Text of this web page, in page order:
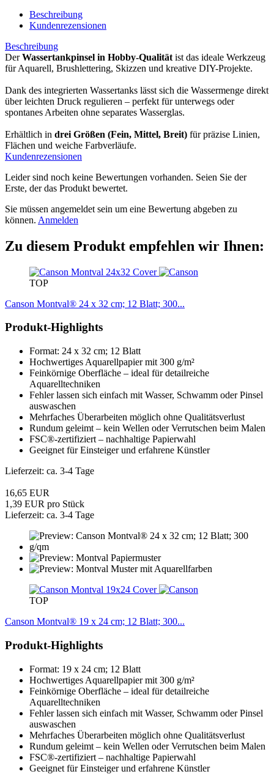
Beschreibung
Kundenrezensionen
Beschreibung
DerWassertankpinsel in Hobby-Qualität ist das ideale Werkzeug
für Aquarell, Brushlettering, Skizzen und kreative DIY-Projekte.
Dank des integrierten Wassertanks lässt sich die Wassermenge direkt
über leichten Druck regulieren – perfekt für unterwegs oder
spontanes Arbeiten ohne separates Wasserglas.
Erhältlich in drei Größen (Fein, Mittel, Breit) für präzise Linien,
Flächen und weiche Farbverläufe.
Kundenrezensionen
Leider sind noch keine Bewertungen vorhanden. Seien Sie der
Erste, der das Produkt bewertet.
Sie müssen angemeldet sein um eine Bewertung abgeben zu
können. Anmelden
Zu diesem Produkt empfehlen wir Ihnen:
TOP
Canson Montval® 24 x 32 cm; 12 Blatt; 300...
Produkt-Highlights
Format: 24 x 32 cm; 12 Blatt
​Hochwertiges Aquarellpapier mit 300 g/m²
Feinkörnige Oberfläche – ideal für detailreiche
Aquarelltechniken
Fehler lassen sich einfach mit Wasser, Schwamm oder Pinsel
auswaschen
Mehrfaches Überarbeiten möglich ohne Qualitätsverlust
Rundum geleimt – kein Wellen oder Verrutschen beim Malen
FSC®-zertifiziert – nachhaltige Papierwahl
Geeignet für Einsteiger und erfahrene Künstler
Lieferzeit: ca. 3-4 Tage
16,65 EUR
1,39 EUR pro Stück
Lieferzeit: ca. 3-4 Tage
TOP
Canson Montval® 19 x 24 cm; 12 Blatt; 300...
Produkt-Highlights
Format: 19 x 24 cm; 12 Blatt
​Hochwertiges Aquarellpapier mit 300 g/m²
Feinkörnige Oberfläche – ideal für detailreiche
Aquarelltechniken
Fehler lassen sich einfach mit Wasser, Schwamm oder Pinsel
auswaschen
Mehrfaches Überarbeiten möglich ohne Qualitätsverlust
Rundum geleimt – kein Wellen oder Verrutschen beim Malen
FSC®-zertifiziert – nachhaltige Papierwahl
Geeignet für Einsteiger und erfahrene Künstler